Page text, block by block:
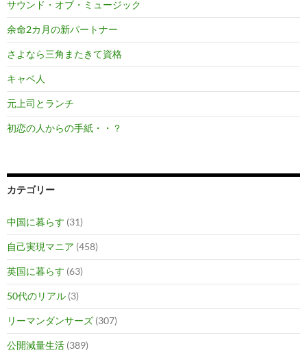
サウンド・オブ・ミュージック
余命2カ月の新パートナー
さよなら三角またきて資格
キャベ人
元上司とランチ
初恋の人からの手紙・・？
カテゴリー
中国に暮らす (31)
自己実現マニア (458)
英国に暮らす (63)
50代のリアル (3)
リーマンダンサーズ (307)
公開減量生活 (389)